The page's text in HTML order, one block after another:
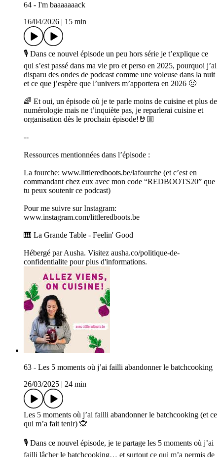
64 - I'm baaaaaaack
16/04/2026
15 min
🎙 Dans ce nouvel épisode un peu hors série je t’explique ce
qui s’est passé dans ma vie pro et perso en 2025, pourquoi j’ai
disparu des ondes de podcast comme une voleuse dans la nuit
et ce que j’espère que l’univers m’apportera en 2026 🙂
🌈 Et oui, un épisode où je te parle moins de cuisine et plus de
numérologie mais ne t’inquiète pas, je reparlerai cuisine et
organisation dès le prochain épisode!🤘🏼
--
Ressources mentionnées dans l’épisode :
La fourche: www.littleredboots.be/lafourche (et c’est en
commandant chez eux avec mon code “REDBOOTS20” que
tu peux soutenir ce podcast)
Pour me suivre sur Instagram:
www.instagram.com/littleredboots.be
🎹 La Grande Table - Feelin' Good
Hébergé par Ausha. Visitez ausha.co/politique-de-
confidentialite pour plus d'informations.
63 - Les 5 moments où j’ai failli abandonner le batchcooking
26/03/2025
24 min
Les 5 moments où j’ai failli abandonner le batchcooking (et ce
qui m’a fait tenir) 🙊
🎙 Dans ce nouvel épisode, je te partage les 5 moments où j’ai
failli lâcher le batchcooking… et surtout ce qui m’a permis de